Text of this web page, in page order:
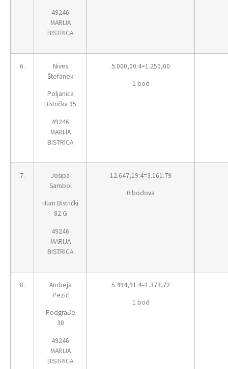
49246
MARIJA
BISTRICA
6.
Nives
Štefanek
Poljanica
Bistrička 95
49246
MARIJA
BISTRICA
5.000,00:4=1.250,00
1 bod
7.
Josipa
Sambol
Hum Bistrički
82 G
49246
MARIJA
BISTRICA
12.647,19:4=3.161.79
0 bodova
8.
Andreja
Pezić
Podgrađe
30
49246
MARIJA
BISTRICA
5.494,91:4=1.373,72
1 bod